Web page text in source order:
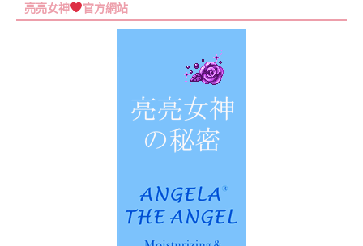
關
亮亮女神 官方網站